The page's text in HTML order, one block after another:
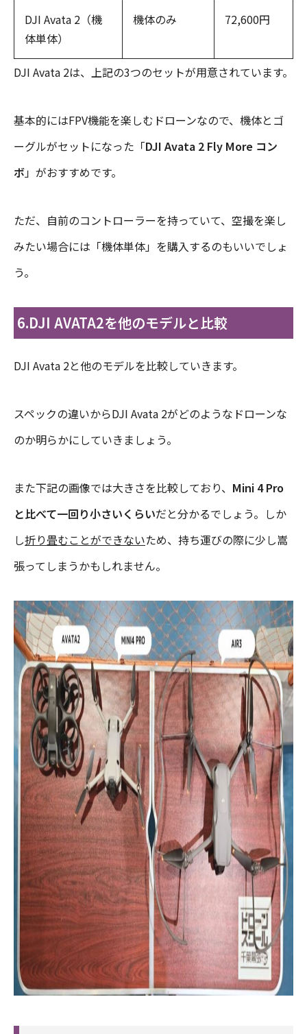
DJI Avata 2（機
体単体）
機体のみ 72,600円
DJI Avata 2は、上記の3つのセットが用意されています。
基本的にはFPV機能を楽しむドローンなので、機体とゴ
ーグルがセットになった「DJI Avata 2 Fly More コン
ボ」がおすすめです。
ただ、自前のコントローラーを持っていて、空撮を楽し
みたい場合には「機体単体」を購入するのもいいでしょ
う。
6.DJI AVATA2を他のモデルと比較
DJI Avata 2と他のモデルを比較していきます。
スペックの違いからDJI Avata 2がどのようなドローンな
のか明らかにしていきましょう。
また下記の画像では大きさを比較しており、 Mini 4 Pro
と比べて一回り小さいくらいだと分かるでしょう。しか
し折り畳むことができないため、持ち運びの際に少し嵩
張ってしまうかもしれません。